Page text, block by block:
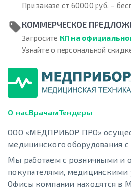
При заказе от 60000 руб. –
КОММЕРЧЕСКОЕ
Запросите КП на
Узнайте о персональной
О насВрачамТендеры
ООО «МЕДПРИБОР ПРО»
медицинского оборудования с
Мы работаем с розничными и
покупателями, медицинскими
Офисы компании находятся в